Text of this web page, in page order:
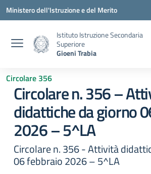
Vai ai contenuti
Vai al menu di navigazione
Vai al footer
Ministero dell'Istruzione e del Merito
Istituto Istruzione Secondaria
Superiore
Gioeni Trabia
Circolare 356
Circolare n. 356 –
didattiche da giorno
2026 – 5^LA
Circolare n. 356 - Attività
06 febbraio 2026 – 5^LA